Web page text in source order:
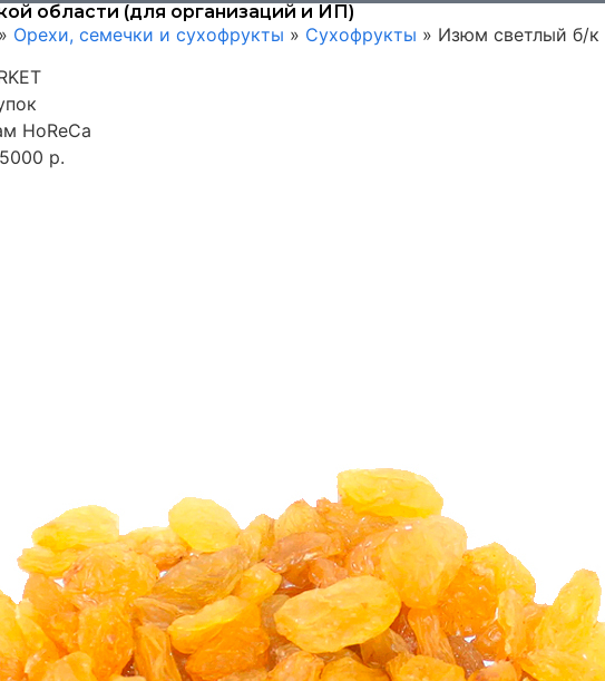
области (для организаций и ИП)
» Орехи, семечки и сухофрукты » Сухофрукты » Изюм светлый б/к
HoReCa
р.